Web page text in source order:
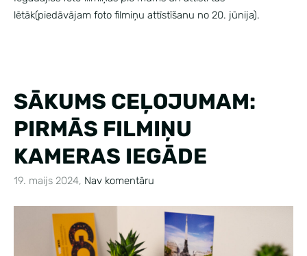
lētāk(piedāvājam foto filmiņu attīstīšanu no 20. jūnija).
SĀKUMS CEĻOJUMAM:
PIRMĀS FILMIŅU
KAMERAS IEGĀDE
19. maijs 2024, Nav komentāru